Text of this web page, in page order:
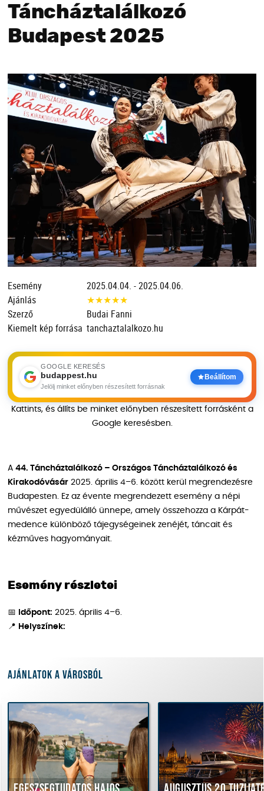
Táncháztalálkozó
Budapest 2025
Esemény
2025.04.04. - 2025.04.06.
Ajánlás
★★★★★
Szerző
Budai Fanni
Kiemelt kép forrása tanchaztalalkozo.hu
GOOGLE KERESÉS
budappest.hu
Jelölj minket előnyben részesített forrásnak
Beállítom
Kattints, és állíts be minket előnyben részesített forrásként a
Google keresésben.
A 44. Táncháztalálkozó – Országos Táncháztalálkozó és
Kirakodóvásár 2025. április 4–6. között kerül megrendezésre
Budapesten. Ez az évente megrendezett esemény a népi
művészet egyedülálló ünnepe, amely összehozza a Kárpát-
medence különböző tájegységeinek zenéjét, táncait és
kézműves hagyományait.
Esemény részletei
📅 Időpont: 2025. április 4–6.
📍 Helyszínek:
Ajánlatok a városból